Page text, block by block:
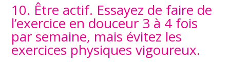
10. Être actif. Essayez de faire de
l’exercice en douceur 3 à 4 fois
par semaine, mais évitez les
exercices physiques vigoureux.